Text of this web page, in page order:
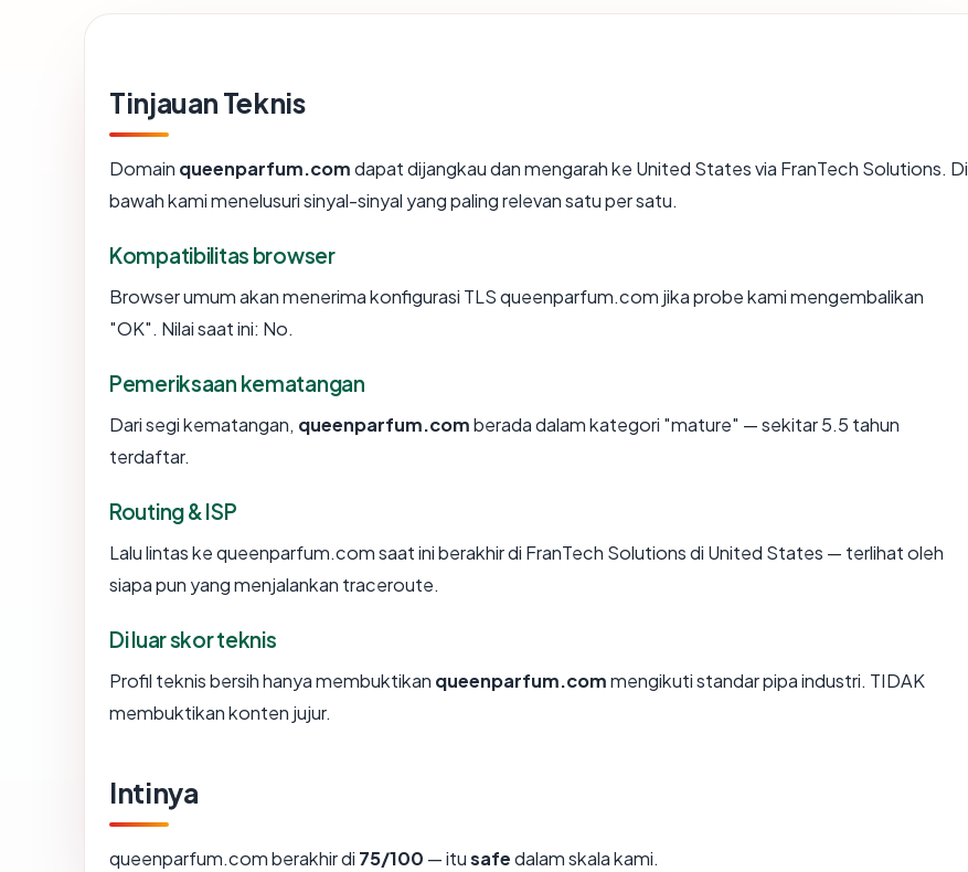
Tinjauan Teknis
Domain queenparfum.comdapat dijangkau dan mengarah ke United States via FranTech Solutions. Di
bawah kami menelusuri sinyal-sinyal yang paling relevan satu per satu.
Kompatibilitas browser
Browser umum akan menerima konfigurasi TLS queenparfum.com jika probe kami mengembalikan
"OK". Nilai saat ini: No.
Pemeriksaan kematangan
Dari segi kematangan, queenparfum.comberada dalam kategori "mature" — sekitar 5.5 tahun
terdaftar.
Routing & ISP
Lalu lintas ke queenparfum.com saat ini berakhir di FranTech Solutions di United States — terlihat oleh
siapa pun yang menjalankan traceroute.
Di luar skor teknis
Profil teknis bersih hanya membuktikan queenparfum.commengikuti standar pipa industri. TIDAK
membuktikan konten jujur.
Intinya
queenparfum.com berakhir di 75/100 — itusafedalam skala kami.